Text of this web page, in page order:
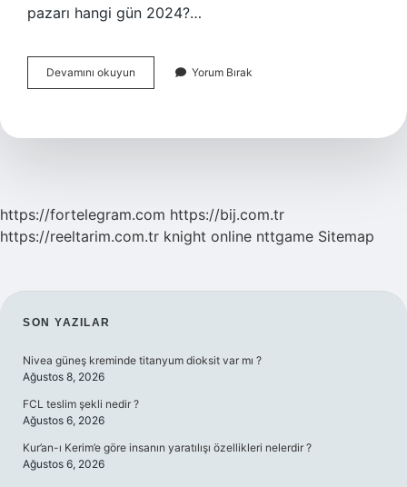
pazarı hangi gün 2024?…
Devamını okuyun Çanakkale
Çardak
Gün
Yorum Bırak
https://fortelegram.com https://bij.com.tr
https://reeltarim.com.tr knight online nttgame Sitemap
SIDEBAR
SON YAZILAR
Nivea güneş kreminde titanyum dioksit var mı ?
Ağustos 8, 2026
FCL teslim şekli nedir ?
Ağustos 6, 2026
Kur’an-ı Kerim’e göre insanın yaratılışı özellikleri nelerdir ?
Ağustos 6, 2026